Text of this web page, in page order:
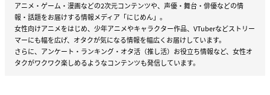
アニメ・ゲーム・漫画などの2次元コンテンツや、声優・舞台・俳優などの情
報・話題をお届けする情報メディア「にじめん」。
女性向けアニメをはじめ、少年アニメやキャラクター作品、VTuberなどストリー
マーにも幅を広げ、オタクが気になる情報を幅広くお届けしています。
さらに、アンケート・ランキング・オタ活（推し活）お役立ち情報など、女性オ
タクがワクワク楽しめるようなコンテンツも発信しています。